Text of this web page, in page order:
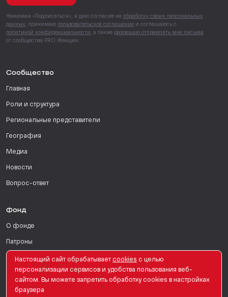
Нажимая «Подписаться», я даю согласие на обработку своих персональных
данных , принимаю пользовательское соглашение и соглашаюсь с
политикой конфиденциальности , а также разрешаю отправлять мне письма
от сообщества PRO Женщин.
Сообщество
Главная
Роли и структура
Региональные представители
География
Медиа
Новости
Вопрос-ответ
Фонд
О фонде
Патроны
Поддержать
Для СМИ
Настоящий сайт обрабатывает сookies с целью
персонализации сервисов и удобства пользования веб-
сайтом. Вы можете запретить обработку сookies в настройках
браузера